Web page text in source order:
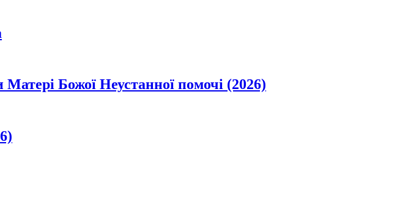
Божої Неустанної помочі (2026)